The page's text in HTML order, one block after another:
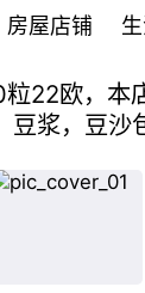
欧/天起 ~包拼房
房屋店铺
22欧，本
浆，豆沙